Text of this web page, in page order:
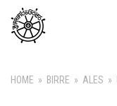
HOME » BIRRE » ALES »